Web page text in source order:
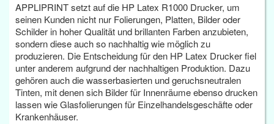
APPLIPRINT setzt auf die HP Latex R1000 Drucker, um
seinen Kunden nicht nur Folierungen, Platten, Bilder oder
Schilder in hoher Qualität und brillanten Farben anzubieten,
sondern diese auch so nachhaltig wie möglich zu
produzieren. Die Entscheidung für den HP Latex Drucker fiel
unter anderem aufgrund der nachhaltigen Produktion. Dazu
gehören auch die wasserbasierten und geruchsneutralen
Tinten, mit denen sich Bilder für Innenräume ebenso drucken
lassen wie Glasfolierungen für Einzelhandelsgeschäfte oder
Krankenhäuser.